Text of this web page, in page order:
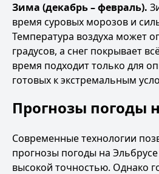
Зима (декабрь – февраль).
время суровых морозов и
Температура воздуха может
градусов, а снег покрывает
время подходит только для
готовых к экстремальным
Прогнозы погоды
Современные технологии
прогнозы погоды на
высокой точностью. Однако